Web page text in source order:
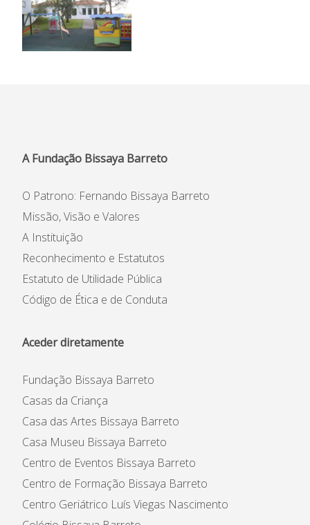
A Fundação Bissaya Barreto
O Patrono: Fernando Bissaya Barreto
Missão, Visão e Valores
A Instituição
Reconhecimento e Estatutos
Estatuto de Utilidade Pública
Código de Ética e de Conduta
Aceder diretamente
Fundação Bissaya Barreto
Casas da Criança
Casa das Artes Bissaya Barreto
Casa Museu Bissaya Barreto
Centro de Eventos Bissaya Barreto
Centro de Formação Bissaya Barreto
Centro Geriátrico Luís Viegas Nascimento